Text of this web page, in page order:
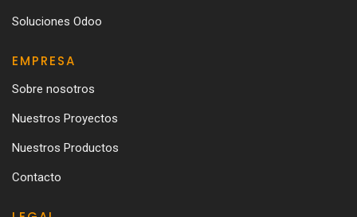
Soluciones Odoo
EMPRESA
Sobre nosotros
Nuestros Proyectos
Nuestros Productos
Contacto